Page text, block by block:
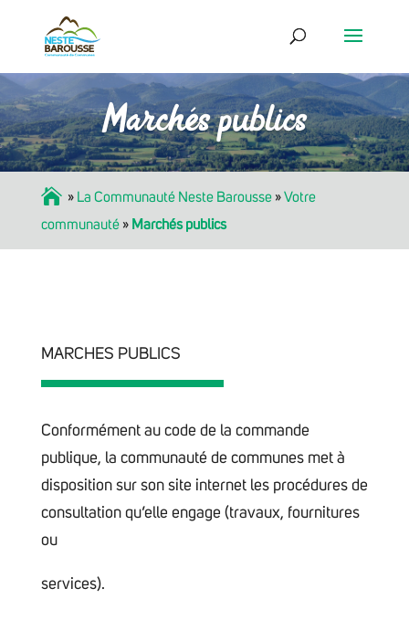
Marchés publics
Accueil » La Communauté Neste Barousse»Votre
communauté» Marchés publics
MARCHES PUBLICS
Conformément au code de la commande
publique, la communauté de communes met à
disposition sur son site internet les procédures de
consultation qu’elle engage (travaux, fournitures
ou
services).